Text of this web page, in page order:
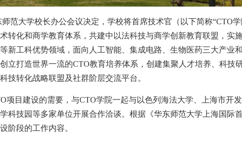
师范大学校长办公会议决定，学校将首席技术官（以下简称“CTO
转化和商学教育体系，共建中以法科技与商学创新教育联盟，实施
新工科优势领域，面向人工智能、集成电路、生物医药三大产业
立打造世界一流的CTO教育培养体系，创建集聚人才培养、科技
技转化战略联盟及社群阶层交流平台。
项目建设的需要，与CTO学院一起与以色列海法大学、上海市开
科技园等多家单位开展合作洽谈。根据《华东师范大学上海国际
阶段的工作内容。